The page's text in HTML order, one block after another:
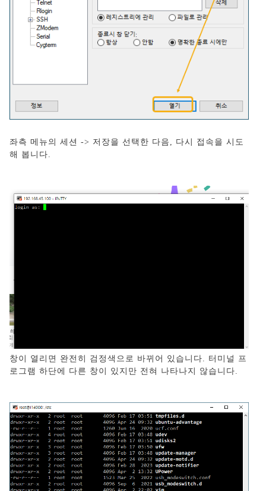
좌측 메뉴의 세션 -> 저장을 선택한 다음, 다시 접속을 시도
해 봅니다.
창이 열리면 완전히 검정색으로 바뀌어 있습니다. 터미널 프
로그램 하단에 다른 창이 있지만 전혀 나타나지 않습니다.